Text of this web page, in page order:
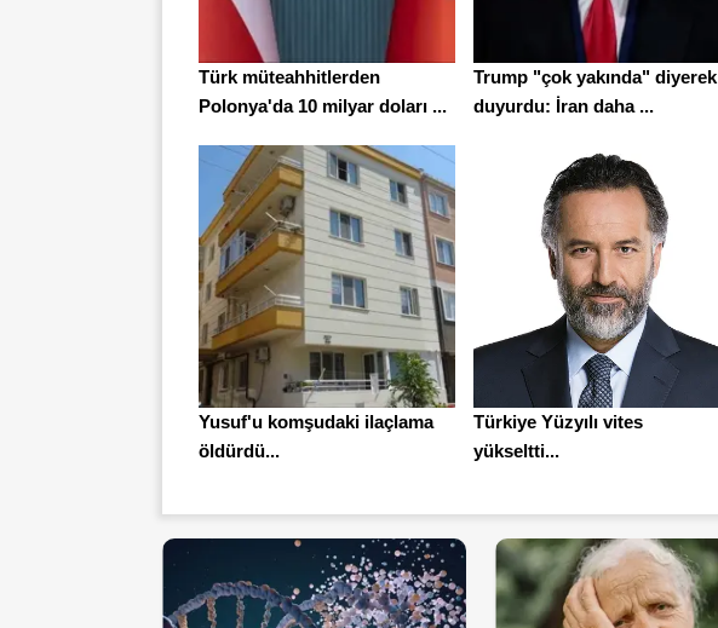
Türk müteahhitlerden
Polonya'da 10 milyar doları ...
Trump "çok yakında" diyerek
duyurdu: İran daha ...
Yusuf'u komşudaki ilaçlama
öldürdü...
Türkiye Yüzyılı vites
yükseltti...